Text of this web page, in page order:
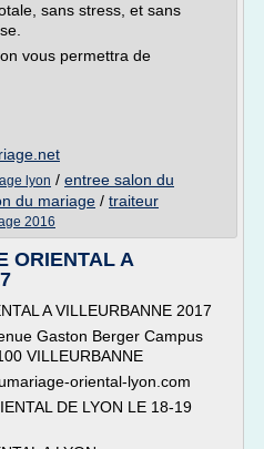
sans stress, et sans
vous permettra de
lyon / entree salon du
du mariage / traiteur
2016
ORIENTAL A
A VILLEURBANNE 2017
Gaston Berger Campus
VILLEURBANNE
oriental-lyon.com
DE LYON LE 18-19